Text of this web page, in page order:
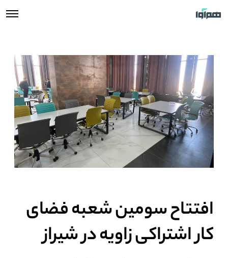
افتتاح سومین شعبه فضای
کار اشتراکی زاویه در شیراز